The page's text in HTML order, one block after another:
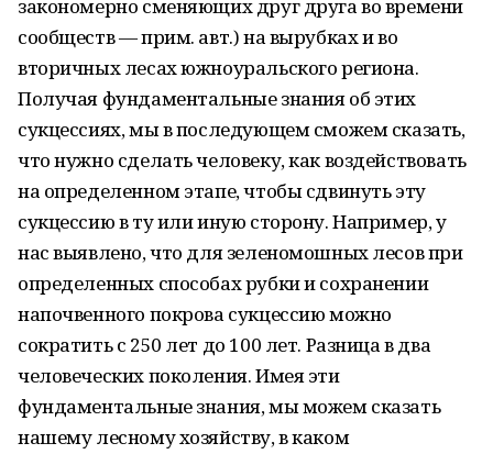
закономерно сменяющих друг друга во времени
сообществ — прим. авт.) на вырубках и во
вторичных лесах южноуральского региона.
Получая фундаментальные знания об этих
сукцессиях, мы в последующем сможем сказать,
что нужно сделать человеку, как воздействовать
на определенном этапе, чтобы сдвинуть эту
сукцессию в ту или иную сторону. Например, у
нас выявлено, что для зеленомошных лесов при
определенных способах рубки и сохранении
напочвенного покрова сукцессию можно
сократить с 250 лет до 100 лет. Разница в два
человеческих поколения. Имея эти
фундаментальные знания, мы можем сказать
нашему лесному хозяйству, в каком